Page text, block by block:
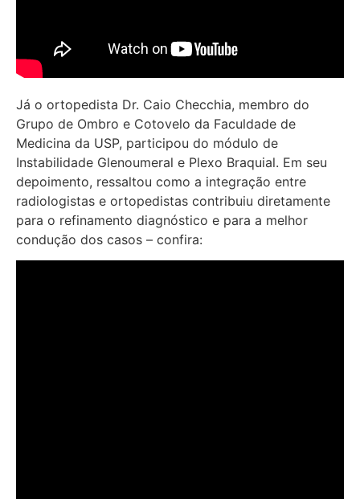
Já o ortopedista Dr. Caio Checchia, membro do
Grupo de Ombro e Cotovelo da Faculdade de
Medicina da USP, participou do módulo de
Instabilidade Glenoumeral e Plexo Braquial. Em seu
depoimento, ressaltou como a integração entre
radiologistas e ortopedistas contribuiu diretamente
para o refinamento diagnóstico e para a melhor
condução dos casos – confira: